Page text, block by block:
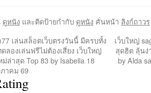
ดูหนัง และติดป้ายกำกับ ดูหนัง คั่นหน้า ลิงก์ถาวร
เล่นสล็อตเว็บตรงวันนี้ มีครบทั้ง
ลองเล่นฟรีไม่ต้องเสี่ยง เว็บใหญ่
ม่ล่าสุด Top 83 by Isabella 18
าคม 69
เว็บใหญ่
สุดฮิต ลุ้นง่
by Alda